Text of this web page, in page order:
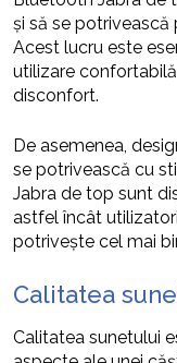
și să se
Acest lucru este
utilizare
disconfort.
De asemenea,
se potrivească cu
Jabra de top sunt
astfel încât
potrivește cel mai
Calitatea
Calitatea sunetului